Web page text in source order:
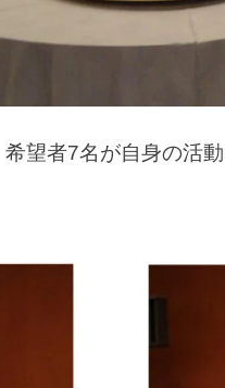
望者7名が自身の活